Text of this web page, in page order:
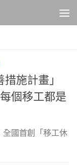
施計畫」
個移工都是
全國首創「移工休